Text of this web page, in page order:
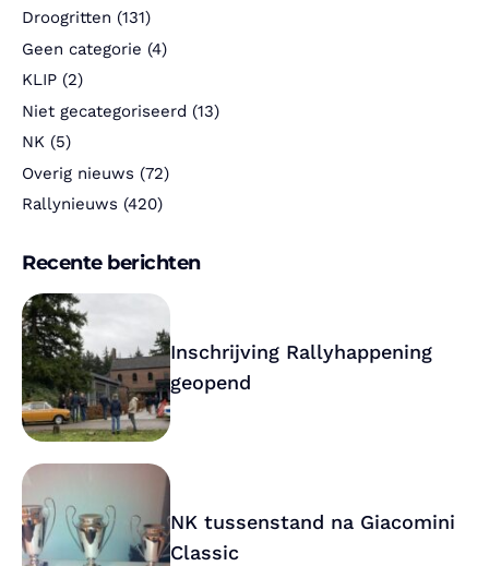
Droogritten (131)
Geen categorie (4)
KLIP (2)
Niet gecategoriseerd (13)
NK (5)
Overig nieuws (72)
Rallynieuws (420)
Recente berichten
Inschrijving Rallyhappening
geopend
NK tussenstand na Giacomini
Classic